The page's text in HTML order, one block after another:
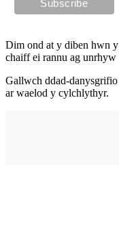
Dim ond at y diben hwn
chaiff ei rannu ag unrhyw
Gallwch ddad-
ar waelod y cylchlythyr.